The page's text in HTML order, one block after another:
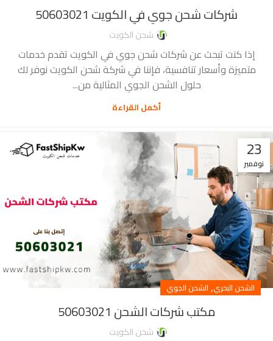
شركات شحن جوي في الكويت 50603021
شحن الكويت
إذا كنت تبحث عن شركات شحن جوي في الكويت تقدم خدمات
متميزة وأسعار تنافسية، فإننا في شركة شحن الكويت نوفر لك
حلول الشحن الجوي المثالية من...
أكمل القراءة
23
نوفمبر
الشحن البحري, الشحن الجوي
مكتب شركات الشحن 50603021
شحن الكويت